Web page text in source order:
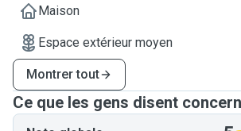
Maison
Espace extérieur moyen
Montrer tout
Ce que les gens disent